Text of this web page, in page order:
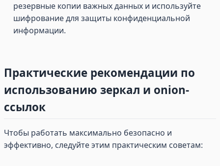
резервные копии важных данных и используйте
шифрование для защиты конфиденциальной
информации.
Практические рекомендации по
использованию зеркал и onion-
ссылок
Чтобы работать максимально безопасно и
эффективно, следуйте этим практическим советам: